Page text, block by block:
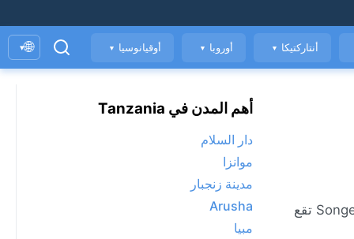
أنتاركتيكا ▼ أوروبا ▼ أوقيانوسيا ▼
🌐
▾
الطقس المباشر في Songea، حاليًا 13°C مع مشمس. عرض توقعات 7 يومًا، الأحوال الجوية كل ساعة، ومؤشر جودة الهواء. Songea تقع
أهم المدن في Tanzania
دار السلام
موانزا
مدينة زنجبار
Arusha
مبيا